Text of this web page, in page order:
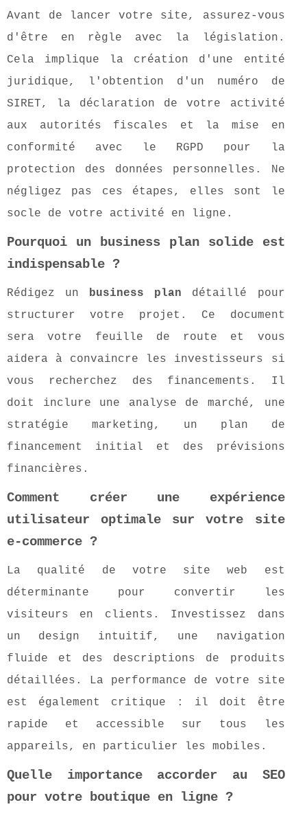
Avant de lancer votre site, assurez-vous
d'être en règle avec la législation.
Cela implique la création d'une entité
juridique, l'obtention d'un numéro de
SIRET, la déclaration de votre activité
aux autorités fiscales et la mise en
conformité avec le RGPD pour la
protection des données personnelles. Ne
négligez pas ces étapes, elles sont le
socle de votre activité en ligne.
Pourquoi un business plan solide est
indispensable ?
Rédigez un business plan détaillé pour
structurer votre projet. Ce document
sera votre feuille de route et vous
aidera à convaincre les investisseurs si
vous recherchez des financements. Il
doit inclure une analyse de marché, une
stratégie marketing, un plan de
financement initial et des prévisions
financières.
Comment créer une expérience
utilisateur optimale sur votre site
e-commerce ?
La qualité de votre site web est
déterminante pour convertir les
visiteurs en clients. Investissez dans
un design intuitif, une navigation
fluide et des descriptions de produits
détaillées. La performance de votre site
est également critique : il doit être
rapide et accessible sur tous les
appareils, en particulier les mobiles.
Quelle importance accorder au SEO
pour votre boutique en ligne ?